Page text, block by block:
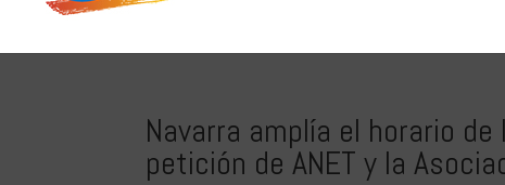
Navarra amplía el horario
petición de ANET y la